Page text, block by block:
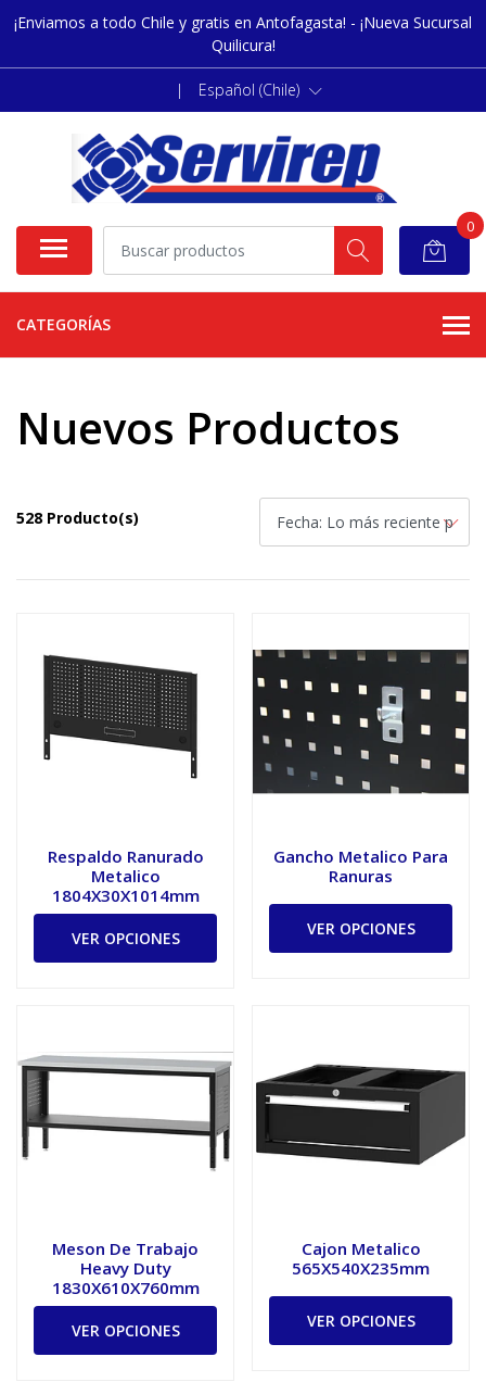
¡Enviamos a todo Chile y gratis en Antofagasta! - ¡Nueva Sucursal
Quilicura!
| Español (Chile)
0
CATEGORÍAS
Nuevos Productos
528 Producto(s)
Respaldo Ranurado
Metalico
1804X30X1014mm
VER OPCIONES
Gancho Metalico Para
Ranuras
VER OPCIONES
Meson De Trabajo
Heavy Duty
1830X610X760mm
VER OPCIONES
Cajon Metalico
565X540X235mm
VER OPCIONES